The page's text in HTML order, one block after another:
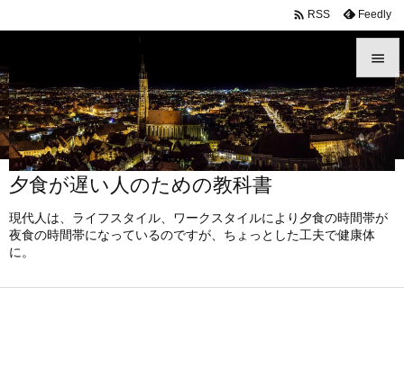
夕食が遅い人のための教科書
現代人は、ライフスタイル、ワークスタイルにより夕食の時間帯が
夜食の時間帯になっているのですが、ちょっとした工夫で健康体
に。


メニュ

サイド

 RSS Feedly